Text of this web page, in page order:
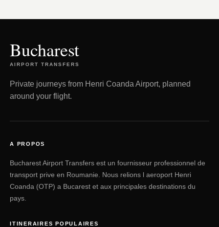
Bucharest
AIRPORT TRANSFERS
Private journeys from Henri Coanda Airport, planned
around your flight.
A PROPOS
Bucharest Airport Transfers est un fournisseur professionnel de
transport prive en Roumanie. Nous relions l aeroport Henri
Coanda (OTP) a Bucarest et aux principales destinations du
pays.
ITINERAIRES POPULAIRES